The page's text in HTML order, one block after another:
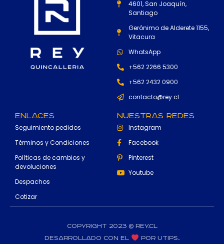
4601, San Joaquín,
Santiago
Gerónimo de Alderete 1155,
Vitacura
WhatsApp
+562 2266 5300
+562 2432 0900
contacto@rey.cl
Enlaces
Seguimiento pedidos
Términos y Condiciones
Políticas de cambios y
devoluciones
Despachos
Cotizar
Nuestras Redes
Instagram
Facebook
Pinterest
Youtube
Copyright 2023 © rey.cl
Desarrollado con el
por Utips.